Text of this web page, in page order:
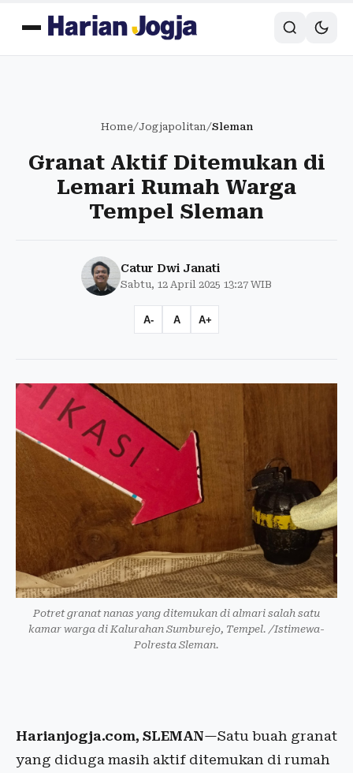
Home/Jogjapolitan/Sleman
Granat Aktif Ditemukan di
Lemari Rumah Warga
Tempel Sleman
Catur Dwi Janati
Sabtu, 12 April 2025 13:27 WIB
A- A A+
Potret granat nanas yang ditemukan di almari salah satu
kamar warga di Kalurahan Sumburejo, Tempel. /Istimewa-
Polresta Sleman.
Harianjogja.com, SLEMAN—Satu buah granat
yang diduga masih aktif ditemukan di rumah